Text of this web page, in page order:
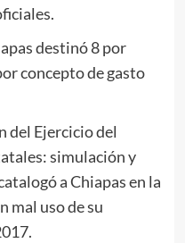
destinó 8 por
concepto de gasto
del Ejercicio del
simulación y
a Chiapas en la
mal uso de su